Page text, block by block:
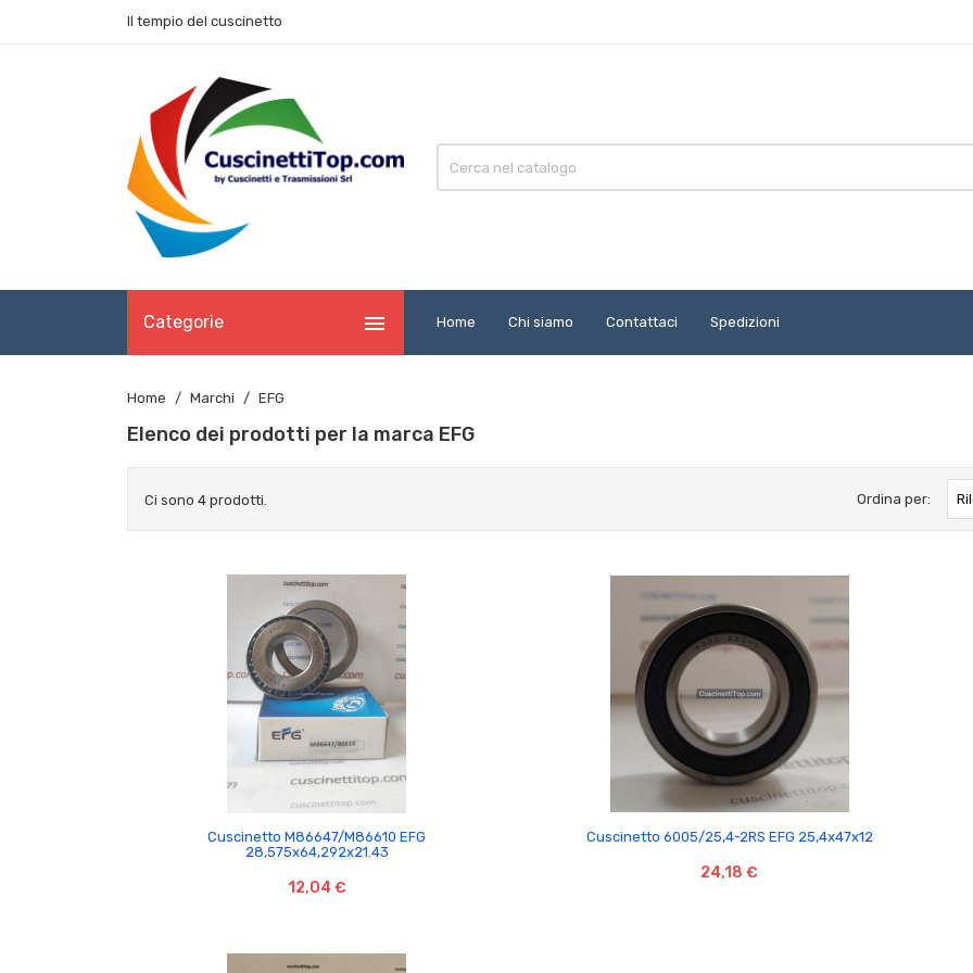
Il tempio del cuscinetto
Categorie  Home Chi siamo Contattaci Spedizioni
Home Marchi EFG
Elenco dei prodotti per la marca EFG
Ci sono 4 prodotti. Ordina per:

Cuscinetto M86647/M86610 EFG
28,575x64,292x21.43
12,04 €

Cuscinetto 6005/25,4-2RS EFG 25,4x47x12
24,18 €